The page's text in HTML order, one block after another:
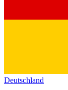
Deutschland